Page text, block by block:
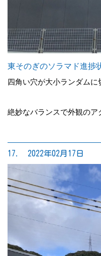
東そのぎのソラマド進捗
四角い穴が大小ランダム
絶妙なバランスで外観のア
17. 2022年02月17日